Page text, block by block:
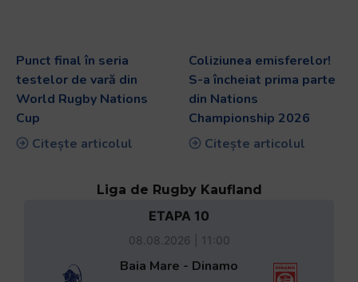
Punct final în seria
testelor de vară din
World Rugby Nations
Cup
Citește articolul
Coliziunea emisferelor!
S-a încheiat prima parte
din Nations
Championship 2026
Citește articolul
Liga de Rugby Kaufland
ETAPA 10
08.08.2026 | 11:00
Baia Mare - Dinamo